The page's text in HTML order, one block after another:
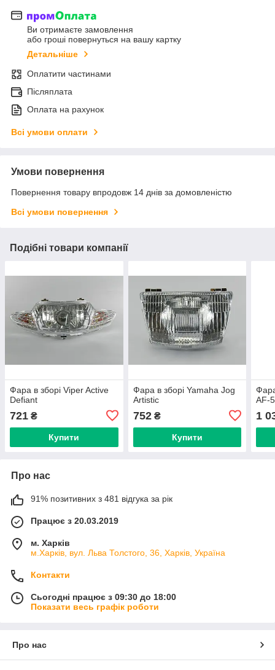
Ви отримаєте замовлення
або гроші повернуться на вашу картку
Детальніше
Оплатити частинами
Післяплата
Оплата на рахунок
Всі умови оплати
Умови повернення
Повернення товару впродовж 14 днів за домовленістю
Всі умови повернення
Подібні товари компанії
Фара в зборі Viper Active
Defiant
721 ₴
Купити
Фара в зборі Yamaha Jog
Artistic
752₴
Купити
AF-
1
Про нас
91% позитивних з 481 відгука за рік
Працює з 20.03.2019
м. Харків
м.Харків, вул. Льва Толстого, 36, Харків, Україна
Контакти
Сьогодні працює з 09:30 до 18:00
Показати весь графік роботи
Про нас